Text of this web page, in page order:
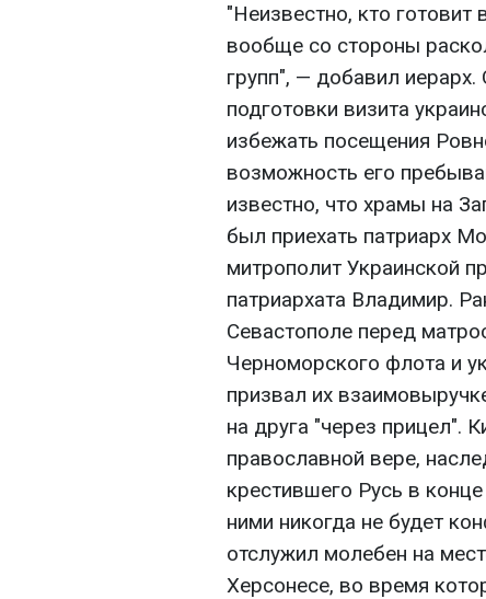
"Неизвестно, кто готовит
вообще со стороны
групп", — добавил
подготовки визита
избежать посещения
возможность его
известно, что храмы на
был приехать патриарх
митрополит Украинской
патриархата Владимир.
Севастополе перед
Черноморского флота и
призвал их
на друга "через прицел".
православной вере,
крестившего Русь в
ними никогда не будет
отслужил молебен на
Херсонесе, во время